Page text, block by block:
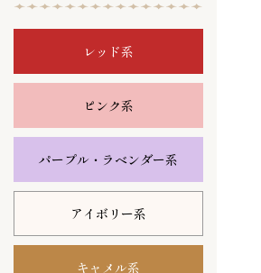
レッド系
ピンク系
パープル・ラベンダー系
アイボリー系
キャメル系